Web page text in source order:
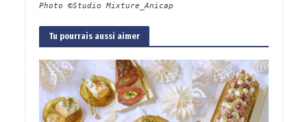
Photo ©Studio Mixture_Anicap
Tu pourrais aussi aimer